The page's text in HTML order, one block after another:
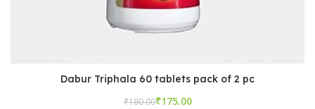
Dabur Triphala 60 tablets pack of 2 pc
₹
₹